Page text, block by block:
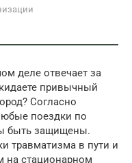
деле отвечает за
привычный
Согласно
поездки по
быть защищены.
травматизма в пути и
на стационарном